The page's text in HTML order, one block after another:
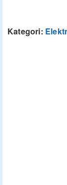
Kategori: